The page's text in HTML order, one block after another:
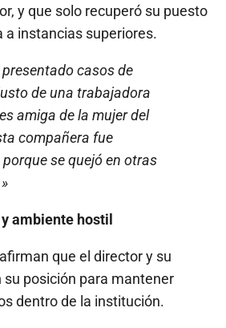
y que solo recuperó su puesto
a instancias superiores.
presentado casos de
de una trabajadora
amiga de la mujer del
compañera fue
se quejó en otras
ambiente hostil
que el director y su
su posición para mantener
dentro de la institución.